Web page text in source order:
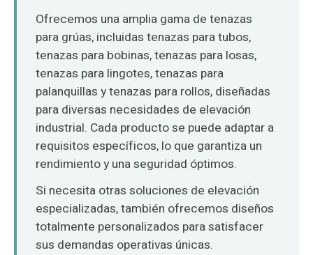
Ofrecemos una amplia gama de tenazas
para grúas, incluidas tenazas para tubos,
tenazas para bobinas, tenazas para losas,
tenazas para lingotes, tenazas para
palanquillas y tenazas para rollos, diseñadas
para diversas necesidades de elevación
industrial. Cada producto se puede adaptar a
requisitos específicos, lo que garantiza un
rendimiento y una seguridad óptimos.
Si necesita otras soluciones de elevación
especializadas, también ofrecemos diseños
totalmente personalizados para satisfacer
sus demandas operativas únicas.